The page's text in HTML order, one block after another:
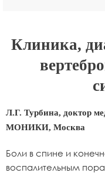
Клиника,
Л.Г. Турбина, доктор
МОНИКИ, Москва
Боли в спине и
воспалительным